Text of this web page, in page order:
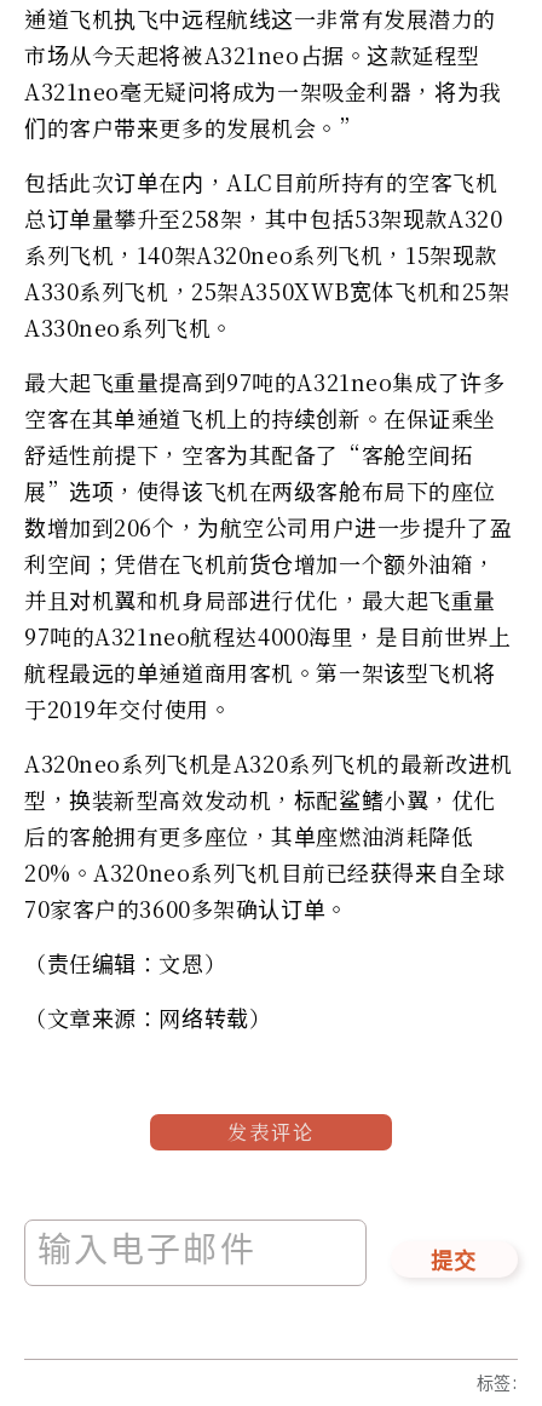
通道飞机执飞中远程航线这一非常有发展潜力的
市场从今天起将被A321neo占据。这款延程型
A321neo毫无疑问将成为一架吸金利器，将为我
们的客户带来更多的发展机会。”
包括此次订单在内，ALC目前所持有的空客飞机
总订单量攀升至258架，其中包括53架现款A320
系列飞机，140架A320neo系列飞机，15架现款
A330系列飞机，25架A350XWB宽体飞机和25架
A330neo系列飞机。
最大起飞重量提高到97吨的A321neo集成了许多
空客在其单通道飞机上的持续创新。在保证乘坐
舒适性前提下，空客为其配备了“客舱空间拓
展”选项，使得该飞机在两级客舱布局下的座位
数增加到206个，为航空公司用户进一步提升了盈
利空间；凭借在飞机前货仓增加一个额外油箱，
并且对机翼和机身局部进行优化，最大起飞重量
97吨的A321neo航程达4000海里，是目前世界上
航程最远的单通道商用客机。第一架该型飞机将
于2019年交付使用。
A320neo系列飞机是A320系列飞机的最新改进机
型，换装新型高效发动机，标配鲨鳍小翼，优化
后的客舱拥有更多座位，其单座燃油消耗降低
20%。A320neo系列飞机目前已经获得来自全球
70家客户的3600多架确认订单。
（责任编辑：文恩）
（文章来源：网络转载）
发表评论
提交
标签: